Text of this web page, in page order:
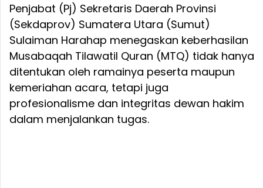
Penjabat (Pj) Sekretaris Daerah Provinsi
(Sekdaprov) Sumatera Utara (Sumut)
Sulaiman Harahap menegaskan keberhasilan
Musabaqah Tilawatil Quran (MTQ) tidak hanya
ditentukan oleh ramainya peserta maupun
kemeriahan acara, tetapi juga
profesionalisme dan integritas dewan hakim
dalam menjalankan tugas.